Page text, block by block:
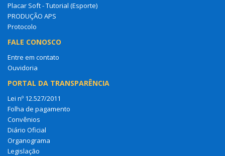
Placar Soft - Tutorial (Esporte)
PRODUÇÃO APS
Protocolo
FALE CONOSCO
Entre em contato
Ouvidoria
PORTAL DA TRANSPARÊNCIA
Lei nº 12.527/2011
Folha de pagamento
Convênios
Diário Oficial
Organograma
Legislação